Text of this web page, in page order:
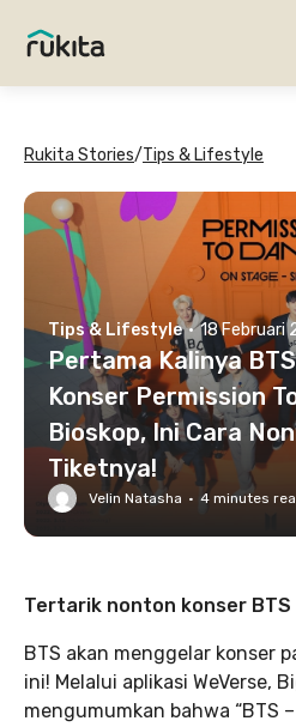
Rukita Stories/Tips & Lifestyle
Tips & Lifestyle · 18 Februari
Pertama Kalinya
Konser Permission
Bioskop, Ini Cara
Tiketnya!
Velin Natasha · 4 minutes
Tertarik nonton konser BTS
BTS akan menggelar konser
ini! Melalui aplikasi WeVerse,
mengumumkan bahwa “BTS